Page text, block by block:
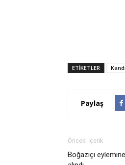
ETIKETLER
Paylaş
Önceki İçerik
Boğaziçi